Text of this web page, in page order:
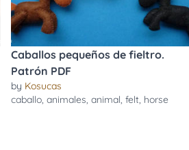
Caballos pequeños de fieltro.
Patrón PDF
by Kosucas
caballo, animales, animal, felt, horse